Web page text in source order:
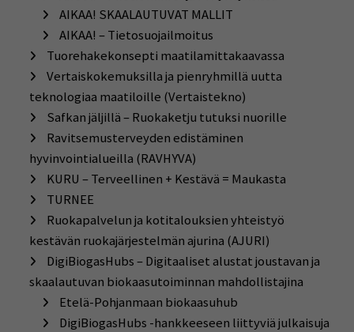
AIKAA! SKAALAUTUVAT MALLIT
AIKAA! – Tietosuojailmoitus
Tuorehakekonsepti maatilamittakaavassa
Vertaiskokemuksilla ja pienryhmillä uutta
teknologiaa maatiloille (Vertaistekno)
Safkan jäljillä – Ruokaketju tutuksi nuorille
Ravitsemusterveyden edistäminen
hyvinvointialueilla (RAVHYVA)
KURU – Terveellinen + Kestävä = Maukasta
TURNEE
Ruokapalvelun ja kotitalouksien yhteistyö
kestävän ruokajärjestelmän ajurina (AJURI)
DigiBiogasHubs – Digitaaliset alustat joustavan ja
skaalautuvan biokaasutoiminnan mahdollistajina
Etelä-Pohjanmaan biokaasuhub
DigiBiogasHubs -hankkeeseen liittyviä julkaisuja